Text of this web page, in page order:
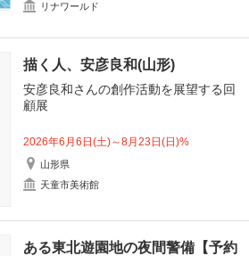
リナワールド
描く人、安彦良和(山形)
安彦良和さんの創作活動を展望する回
顧展
2026年6月6日(土)～8月23日(日)%
山形県
天童市美術館
ある東北遊園地の夜間警備【予約